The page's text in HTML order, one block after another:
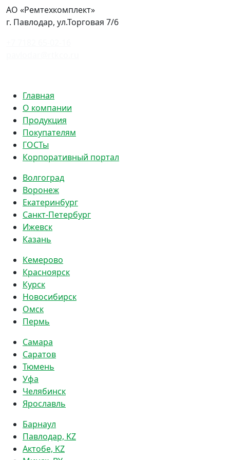
АО «Ремтехкомплект»
г. Павлодар, ул.Торговая 7/6
Главная
О компании
Продукция
Покупателям
ГОСТы
Корпоративный портал
Волгоград
Воронеж
Екатеринбург
Санкт-Петербург
Ижевск
Казань
Кемерово
Красноярск
Курск
Новосибирск
Омск
Пермь
Самара
Саратов
Тюмень
Уфа
Челябинск
Ярославль
Барнаул
Павлодар, KZ
Актобе, KZ